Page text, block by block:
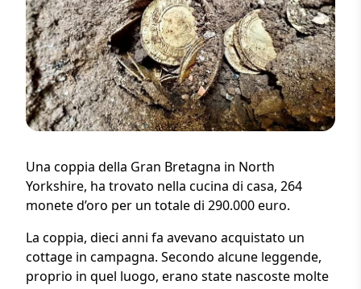
Una coppia della Gran Bretagna in North
Yorkshire, ha trovato nella cucina di casa, 264
monete d’oro per un totale di 290.000 euro.
La coppia, dieci anni fa avevano acquistato un
cottage in campagna. Secondo alcune leggende,
proprio in quel luogo, erano state nascoste molte